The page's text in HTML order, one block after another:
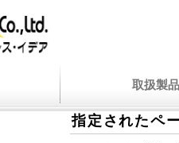
取扱製品
指定されたペ